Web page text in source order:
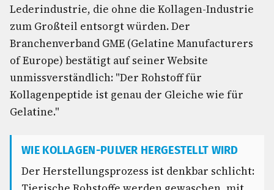
Lederindustrie, die ohne die Kollagen-Industrie
zum Großteil entsorgt würden. Der
Branchenverband GME (Gelatine Manufacturers
of Europe) bestätigt auf seiner Website
unmissverständlich: "Der Rohstoff für
Kollagenpeptide ist genau der Gleiche wie für
Gelatine."
WIE KOLLAGEN-PULVER HERGESTELLT WIRD
Der Herstellungsprozess ist denkbar schlicht: